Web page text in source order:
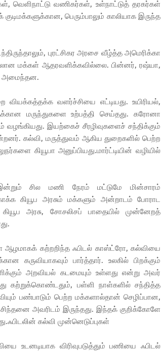
வெளிநாட்டு வணிகர்கள், உள்நாட்டுத் தரகர்கள்
பெரும்பாலும் காலியாக இருந்த
புரட்சிகர அரசை வீழ்த்த அமெரிக்கா
மக்கள் ஆதரவளிக்கவில்லை. பின்னர், ரஷ்யா,
அமைந்தன.
வளர்ச்சியை எட்டியது. உயிரியல்,
மருந்துகளை உற்பத்தி செய்தது. கரோனா
வழங்கியது. இயற்கைச் சீரழிவுகளைச் சந்திக்கும்
கல்வி, மருத்துவம் ஆகிய துறைகளில் பெற்ற
கியூபா அனுப்பியது.மார்ட்டியின் வழியில்
சில மணி நேரம் மட்டுமே மின்சாரம்
கியூப அரசும் மக்களும் அன்றாடம் போராட
கியூப அரசு, சோசலிசப் பாதையில் முன்னேறத்
ஆழமாகக் கற்றறிந்த ஃபிடல் காஸ்ட்ரோ, கல்வியை
கருவியாகவும் பார்த்தார். உலகில் பிறக்கும்
அறவியல் கடமையும் உள்ளது என்று அவர்
கற்றுக்கொண்டதும், பள்ளி நாள்களில் சந்தித்த
பண்பாடும் பெற்ற மக்களால்தான் செழிப்பான,
அவரிடம் இருந்தது. இந்தக் குறிக்கோளே
கல்வி முன்னெடுப்புகள்
உடனடியாக விரிவுபடுத்தும் பணியை ஃபிடல்